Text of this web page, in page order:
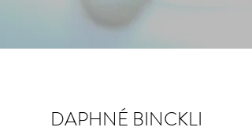
DAPHNÉ BINCKLI